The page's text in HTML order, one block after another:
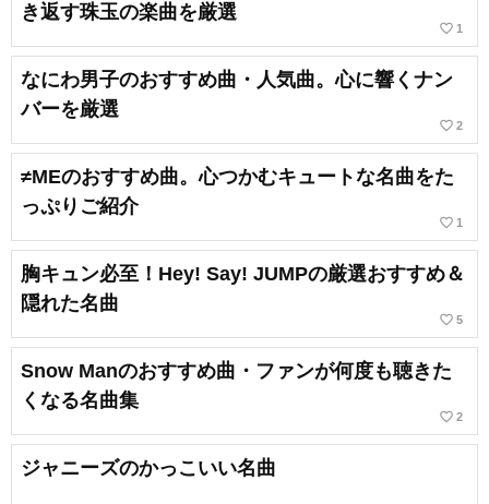
き返す珠玉の楽曲を厳選
favorite_border 1
なにわ男子のおすすめ曲・人気曲。心に響くナン
バーを厳選
favorite_border 2
≠MEのおすすめ曲。心つかむキュートな名曲をた
っぷりご紹介
favorite_border 1
胸キュン必至！Hey! Say! JUMPの厳選おすすめ＆
隠れた名曲
favorite_border 5
Snow Manのおすすめ曲・ファンが何度も聴きた
くなる名曲集
favorite_border 2
ジャニーズのかっこいい名曲